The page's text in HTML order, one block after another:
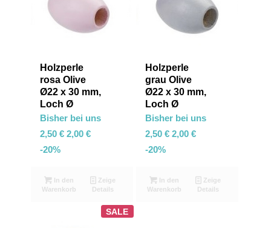
Holzperle
rosa Olive
Ø22 x 30 mm,
Loch Ø
Bisher bei uns
2,50 € 2,00 €
-20%
In den
Warenkorb
Zeige
Details
Holzperle
grau Olive
Ø22 x 30 mm,
Loch Ø
Bisher bei uns
2,50 € 2,00 €
-20%
In den
Warenkorb
Zeige
Details
SALE